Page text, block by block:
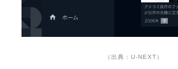
（出典：U-NEXT）